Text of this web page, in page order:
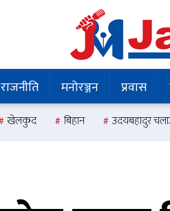
राजनीति मनोरञ्जन प्रवास
खेलकुद बिहान उदयबहादुर